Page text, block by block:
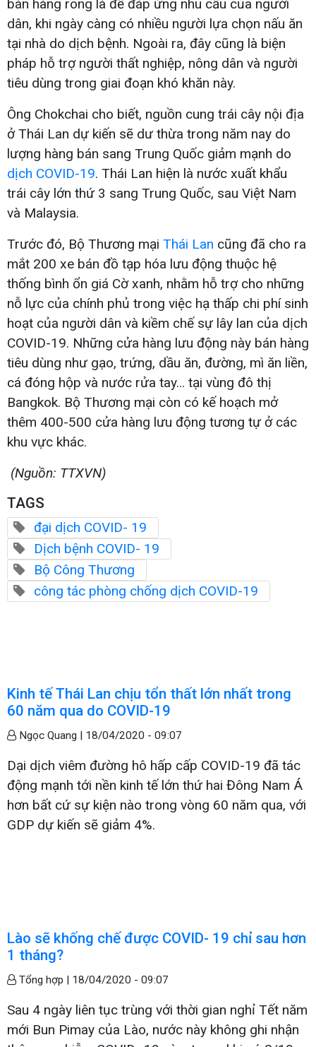
bán hàng rong là để đáp ứng nhu cầu của người
dân, khi ngày càng có nhiều người lựa chọn nấu ăn
tại nhà do dịch bệnh. Ngoài ra, đây cũng là biện
pháp hỗ trợ người thất nghiệp, nông dân và người
tiêu dùng trong giai đoạn khó khăn này.
Ông Chokchai cho biết, nguồn cung trái cây nội địa
ở Thái Lan dự kiến sẽ dư thừa trong năm nay do
lượng hàng bán sang Trung Quốc giảm mạnh do
dịch COVID-19. Thái Lan hiện là nước xuất khẩu
trái cây lớn thứ 3 sang Trung Quốc, sau Việt Nam
và Malaysia.
Trước đó, Bộ Thương mại Thái Lan cũng đã cho ra
mắt 200 xe bán đồ tạp hóa lưu động thuộc hệ
thống bình ổn giá Cờ xanh, nhằm hỗ trợ cho những
nỗ lực của chính phủ trong việc hạ thấp chi phí sinh
hoạt của người dân và kiềm chế sự lây lan của dịch
COVID-19. Những cửa hàng lưu động này bán hàng
tiêu dùng như gạo, trứng, dầu ăn, đường, mì ăn liền,
cá đóng hộp và nước rửa tay... tại vùng đô thị
Bangkok. Bộ Thương mại còn có kế hoạch mở
thêm 400-500 cửa hàng lưu động tương tự ở các
khu vực khác.
(Nguồn: TTXVN)
TAGS
đại dịch COVID- 19
Dịch bệnh COVID- 19
Bộ Công Thương
công tác phòng chống dịch COVID-19
Kinh tế Thái Lan chịu tổn thất lớn nhất trong
60 năm qua do COVID-19
Ngọc Quang | 18/04/2020 - 09:07
Dại dịch viêm đường hô hấp cấp COVID-19 đã tác
động mạnh tới nền kinh tế lớn thứ hai Đông Nam Á
hơn bất cứ sự kiện nào trong vòng 60 năm qua, với
GDP dự kiến sẽ giảm 4%.
Lào sẽ khống chế được COVID- 19 chỉ sau hơn
1 tháng?
Tổng hợp | 18/04/2020 - 09:07
Sau 4 ngày liên tục trùng với thời gian nghỉ Tết năm
mới Bun Pimay của Lào, nước này không ghi nhận